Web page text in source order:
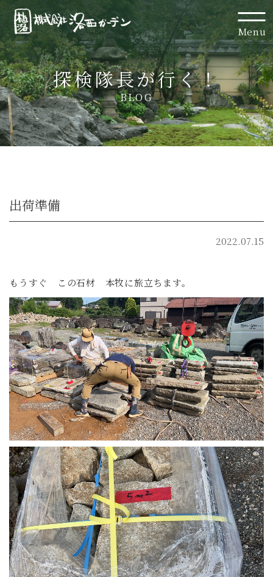
Menu
探検隊長が行く！
BLOG
出荷準備
2022.07.15
もうすぐ この石材 本牧に旅立ちます。